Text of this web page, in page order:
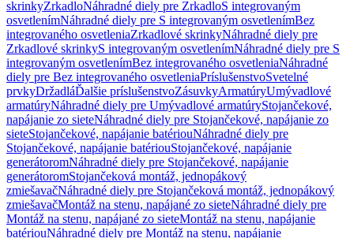
skrinkyZrkadloNáhradné diely pre ZrkadloS integrovaným
osvetlenímNáhradné diely pre S integrovaným osvetlenímBez
integrovaného osvetleniaZrkadlové skrinkyNáhradné diely pre
Zrkadlové skrinkyS integrovaným osvetlenímNáhradné diely pre S
integrovaným osvetlenímBez integrovaného osvetleniaNáhradné
diely pre Bez integrovaného osvetleniaPríslušenstvoSvetelné
prvkyDržadláĎalšie príslušenstvoZásuvkyArmatúryUmývadlové
armatúryNáhradné diely pre Umývadlové armatúryStojančekové,
napájanie zo sieteNáhradné diely pre Stojančekové, napájanie zo
sieteStojančekové, napájanie batériouNáhradné diely pre
Stojančekové, napájanie batériouStojančekové, napájanie
generátoromNáhradné diely pre Stojančekové, napájanie
generátoromStojančeková montáž, jednopákový
zmiešavačNáhradné diely pre Stojančeková montáž, jednopákový
zmiešavačMontáž na stenu, napájané zo sieteNáhradné diely pre
Montáž na stenu, napájané zo sieteMontáž na stenu, napájanie
batériouNáhradné diely pre Montáž na stenu, napájanie